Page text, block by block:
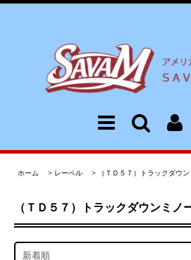
ホーム > レーベル > （ＴＤ５７）トラックダウ
（ＴＤ５７）トラックダウンミノ